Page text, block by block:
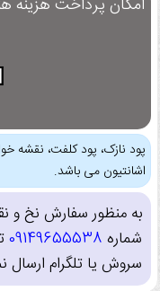
امکان پرداخت هزینه
پود نازک، پود کلفت، نقشه
اشانتیون می باشد.
به منظور سفارش نخ و
شماره 09149655538
سروش یا تلگرام ارسال